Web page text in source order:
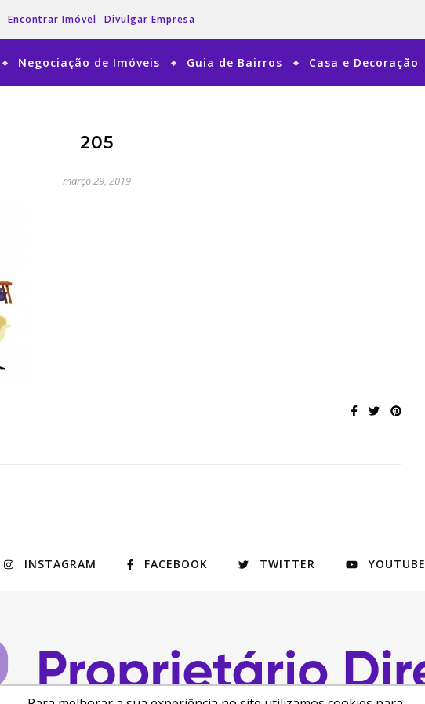
Encontrar Imóvel Divulgar Empresa
Negociação de Imóveis Guia de Bairros Casa e Decoração
205
março 29, 2019
INSTAGRAM FACEBOOK TWITTER YOUTUBE